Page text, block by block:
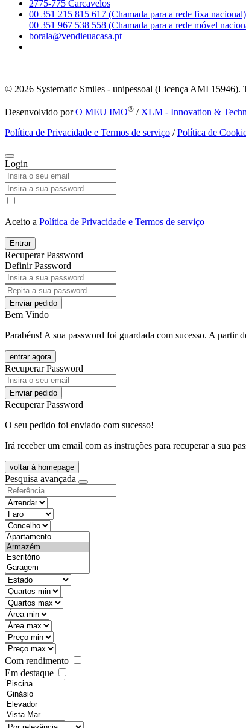
2775-775 Carcavelos
00 351 215 815 617 (Chamada para a rede fixa nacional)
00 351 967 538 558 (Chamada para a rede móvel
borala@vendieuacasa.pt
© 2026 Systematic Smiles - unipessoal (Licença AMI 15946).
Desenvolvido porO MEU IMO® / XLM - Innovation &
Política de Privacidade e Termos de serviço /Política de
Login
Aceito a Política de Privacidade e Termos de serviço
Entrar
Recuperar Password
Definir Password
Enviar pedido
Bem Vindo
Parabéns! A sua password foi guardada com sucesso. A partir
entrar agora
Recuperar Password
Enviar pedido
Recuperar Password
O seu pedido foi enviado com sucesso!
Irá receber um email com as instruções para recuperar a sua
voltar à homepage
Pesquisa avançada
objective
districtId
countyId
types
state
mintypo
maxtypo
minarea
maxarea
minprice
maxprice
Com rendimento
Em destaque
features